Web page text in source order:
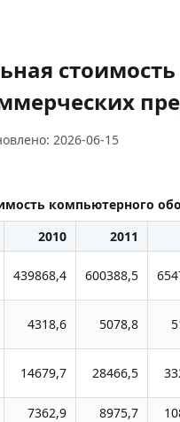
2026-06-15
компьютерного
2010 2011
439868,4 600388,5
4318,6 5078,8
14679,7 28466,5
7362,9 8975,7